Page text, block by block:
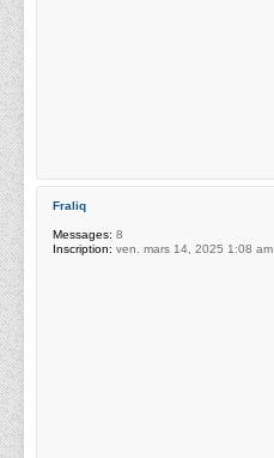
Fraliq
Messages: 8
Inscription: ven. mars 14, 2025 1:08 am